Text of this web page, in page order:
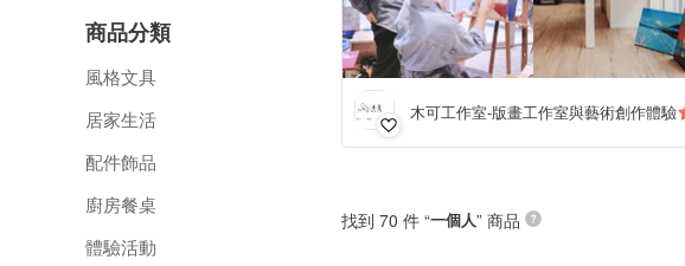
商品分類
風格文具
居家生活
配件飾品
廚房餐桌
體驗活動
木可工作室-版畫工作室與藝術創作體驗
找到 70 件 “一個人” 商品